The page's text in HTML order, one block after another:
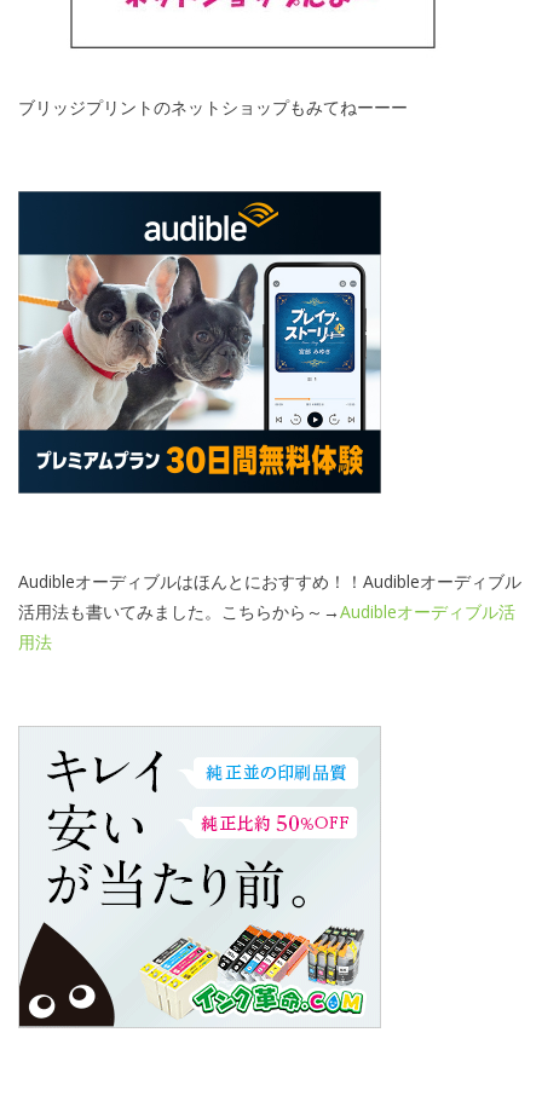
ブリッジプリントのネットショップもみてねーーー
Audibleオーディブルはほんとにおすすめ！！Audibleオーディブル
活用法も書いてみました。こちらから～→Audibleオーディブル活
用法